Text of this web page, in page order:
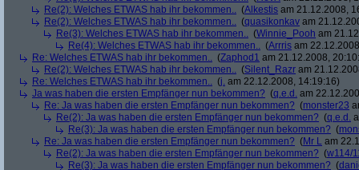
Re(2): Welches ETWAS hab ihr bekommen.. (Alkestis am 21.12.2008,
Re(2): Welches ETWAS hab ihr bekommen.. (quasikonkav am
Re(3): Welches ETWAS hab ihr bekommen.. (Winnie_Pooh am
Re(4): Welches ETWAS hab ihr bekommen.. (Arrris am
Re: Welches ETWAS hab ihr bekommen.. (Zaphod1 am 21.12.2008,
Re(2): Welches ETWAS hab ihr bekommen.. (Silent_Razr am
Re: Welches ETWAS hab ihr bekommen.. (j. am 22.12.2008, 14:19:16)
Ja was haben die ersten Empfänger nun bekommen? (q.e.d. am
Re: Ja was haben die ersten Empfänger nun bekommen? (monster23
Re(2): Ja was haben die ersten Empfänger nun bekommen? (q.e.d.
Re(3): Ja was haben die ersten Empfänger nun bekommen? (
Re: Ja was haben die ersten Empfänger nun bekommen? (Mr L am
Re(2): Ja was haben die ersten Empfänger nun bekommen? (w114/
Re(3): Ja was haben die ersten Empfänger nun bekommen? (